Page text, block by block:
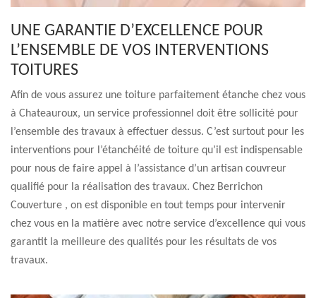
UNE GARANTIE D’EXCELLENCE POUR
L’ENSEMBLE DE VOS INTERVENTIONS
TOITURES
Afin de vous assurez une toiture parfaitement étanche chez vous
à Chateauroux, un service professionnel doit être sollicité pour
l’ensemble des travaux à effectuer dessus. C’est surtout pour les
interventions pour l’étanchéité de toiture qu’il est indispensable
pour nous de faire appel à l’assistance d’un artisan couvreur
qualifié pour la réalisation des travaux. Chez Berrichon
Couverture , on est disponible en tout temps pour intervenir
chez vous en la matière avec notre service d’excellence qui vous
garantit la meilleure des qualités pour les résultats de vos
travaux.